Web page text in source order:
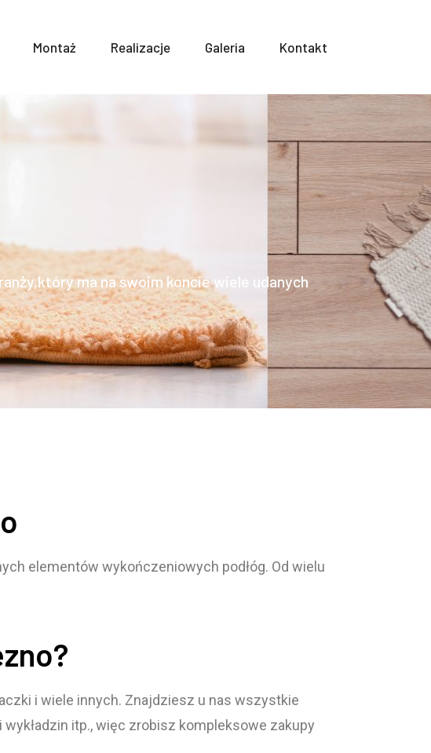
Montaż Realizacje Galeria Kontakt
ma na swoim koncie wiele udanych
elementów wykończeniowych podłóg. Od wielu
i wiele innych. Znajdziesz u nas wszystkie
itp., więc zrobisz kompleksowe zakupy